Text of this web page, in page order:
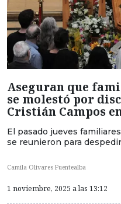
Aseguran que
se molestó por
Cristián Campos
El pasado jueves
se reunieron para
Camila Olivares Fuentealba
1 noviembre, 2025 a las 13:12